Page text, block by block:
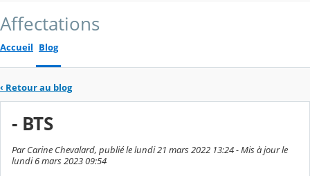
Affectations
Accueil Blog
‹ Retour au blog
- BTS
Par Carine Chevalard, publié le lundi 21 mars 2022 13:24 - Mis à jour le
lundi 6 mars 2023 09:54